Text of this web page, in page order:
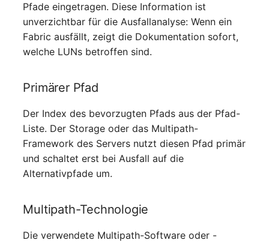
Systemdienst
Telefon
Stromversorgung
Verstärker
Verteilerkasten
Vertrag
Virtueller Client
Pfade eingetragen. Diese Information ist
unverzichtbar für die Ausfallanalyse: Wenn ein
Fabric ausfällt, zeigt die Dokumentation sofort,
welche LUNs betroffen sind.
Primärer Pfad
Der Index des bevorzugten Pfads aus der Pfad-
Liste. Der Storage oder das Multipath-
Framework des Servers nutzt diesen Pfad primär
und schaltet erst bei Ausfall auf die
Alternativpfade um.
Multipath-Technologie
Die verwendete Multipath-Software oder -